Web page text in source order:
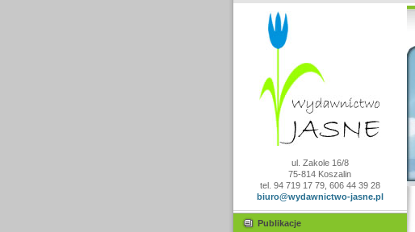
ul. Zakole 16/8
75-814 Koszalin
tel. 94 719 17 79, 606 44 39 28
biuro@wydawnictwo-jasne.pl
Publikacje